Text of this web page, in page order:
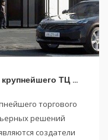
В Туле ведется строительство крупнейшего ТЦ «Строй Молл»
торгового
решений
создатели